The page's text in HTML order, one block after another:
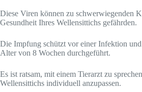
Diese Viren können zu schwerwiegenden
Gesundheit Ihres Wellensittichs gefährden.
Die Impfung schützt vor einer Infektion
Alter von 8 Wochen durchgeführt.
Es ist ratsam, mit einem Tierarzt zu
Wellensittichs individuell anzupassen.